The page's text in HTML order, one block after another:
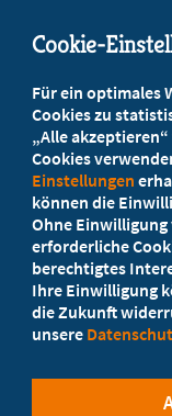
Ihr Landesverband
Werden Sie
5
Cookie-
Für ein optimales
Cookies zu
„Alle
Cookies
Einstellungen
können die
Ohne
erforderliche
berechtigtes
Ihre Einwilligung
die Zukunft
unsere